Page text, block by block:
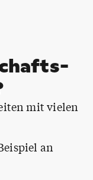
mit vielen
an